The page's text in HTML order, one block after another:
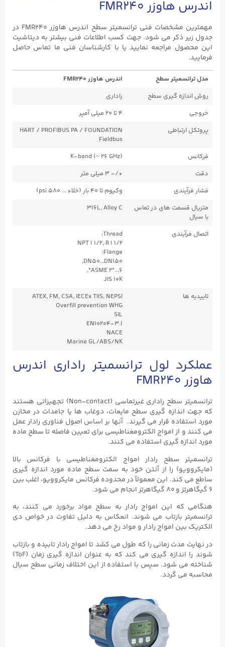
اندرس هاوزر FMR240
مهمترین مشخصات فنی ترانسمیتر سطح اندرس هاوزر FMR240 در
جدول زیر ذکر می شود. جهت کسب اطلاعات فنی بیشتر به دیتاشیت
این محصول مراجعه نمایید یا با کارشناسان فنی ما تماس حاصل
فرمایید.
مدل ترانسمیتر سطح
اندرس هاوزر FMR240
روش اندازه گیری سطح
راداری
خروجی
۴ تا ۲۰ میلی آمپر
پروتکل ارتباطی
HART / PROFIBUS PA / FOUNDATION
Fieldbus
فرکانس
K-band (~ 26 GHz)
دقت
+/- ۳ میلی متر
فشار فرآیندی
وکیوم تا ۴۰ بار (خلاء ... ۵۸۰ psi)
متریال قسمت های در تماس
با سیال
316L, Alloy C
اتصال فرآیندی
Thread:
NPT 1 1/2, R 1 1/2
Flange:
DN50...DN150,
ASME 2"...6",
JIS 10K
تاییدیه ها
ATEX, FM, CSA, IECEx TIIS, NEPSI
Overfill prevention WHG
SIL
EN10204-3.1
NACE
Marine GL/ABS/NK
عملکرد لول ترانسمیتر راداری اندرس
هاوزر FMR240
ترانسمیتر سطح راداری غیرتماسی (Non-contact) تجهیزاتی هستند
که جهت اندازه گیری سطح مایعات، دوغاب ها یا جامدات در مخازن
مورد استفاده قرار می گیرند. آنها بر اساس اصول فناوری رادار عمل
می کنند و از امواج الکترومغناطیسی برای تعیین فاصله تا سطح ماده
مورد اندازه گیری استفاده می کنند.
ترانسمیتر سطح رادار امواج الکترومغناطیسی با فرکانس بالا
(مایکروویو) را از آنتن خود به سمت سطح ماده مورد اندازه گیری
ساطع می کند. این معمولاً در محدوده فرکانس مایکروویو، اغلب بین
۶ گیگاهرتز و ۸۰ گیگاهرتز انجام می شود.
هنگامی که این امواج رادار به سطح مواد برخورد می کنند، به
ترانسمیتر بازتاب می شوند. انعکاس به دلیل تفاوت در خواص دی
الکتریک بین امواج رادار و مواد رخ می دهد.
در نهایت مدت زمانی را که طول می کشد تا امواج رادار تابیده و بازتاب
شوند را اندازه گیری می کند که به عنوان اندازه گیری زمان (ToF)
شناخته می شود. سپس با استفاده از این اختلاف زمانی سطح سیال
محاسبه می گردد.